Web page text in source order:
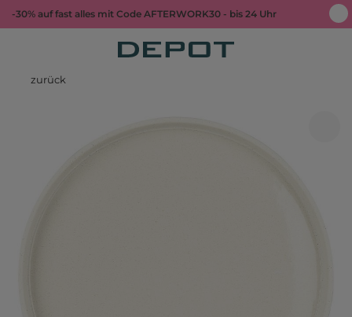
-30% auf fast alles mit Code AFTERWORK30 - bis 24 Uhr
zurück